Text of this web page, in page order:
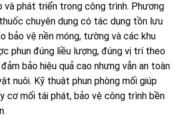
và phát triển trong công trình. Phương
chuyên dụng có tác dụng tồn lưu
bảo vệ nền móng, tường và các khu
phun đúng liều lượng, đúng vị trí theo
bảo hiệu quả cao nhưng vẫn an toàn
nuôi. Kỹ thuật phun phòng mối giúp
cơ mối tái phát, bảo vệ công trình bền